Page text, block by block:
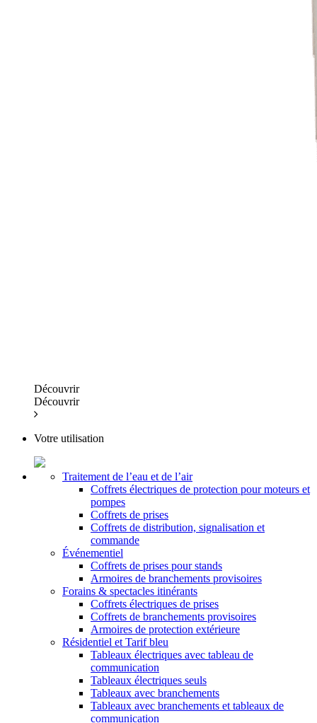
Découvrir
Découvrir
Votre utilisation
Traitement de l’eau et de l’air
Coffrets électriques de protection pour moteurs et
pompes
Coffrets de prises
Coffrets de distribution, signalisation et
commande
Événementiel
Coffrets de prises pour stands
Armoires de branchements provisoires
Forains & spectacles itinérants
Coffrets électriques de prises
Coffrets de branchements provisoires
Armoires de protection extérieure
Résidentiel et Tarif bleu
Tableaux électriques avec tableau de
communication
Tableaux électriques seuls
Tableaux avec branchements
Tableaux avec branchements et tableaux de
communication